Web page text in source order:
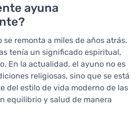
ayuna
remonta a miles de años atrás.
tenía un significado espiritual,
En la actualidad, el ayuno no es
religiosas, sino que se está
del estilo de vida moderno de las
equilibrio y salud de manera